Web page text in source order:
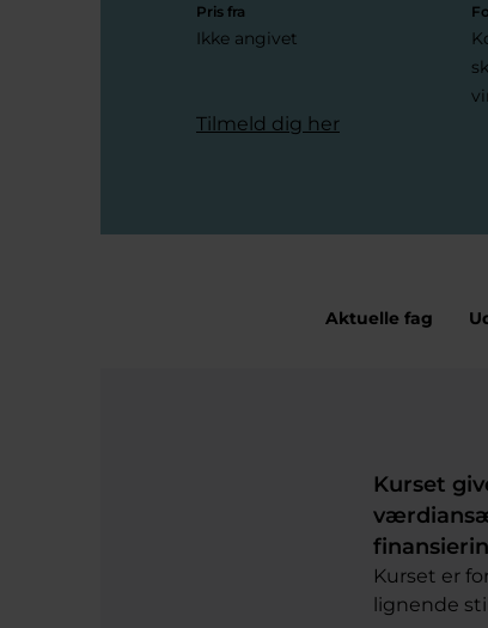
Pris fra
Ikke angivet
Tilmeld dig her
Aktuelle fag
Kurset
Kurset er
lignende